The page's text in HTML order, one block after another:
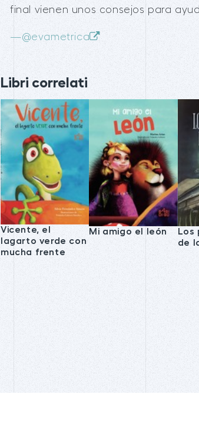
final vienen unos consejos para
—@evametrica
Libri correlati
Vicente, el
lagarto verde con
mucha frente
Mi amigo el león
Los
de